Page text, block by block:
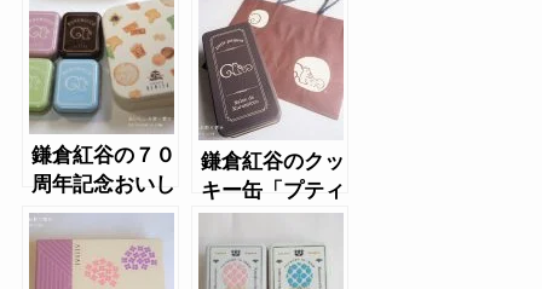
鎌倉紅谷の７０
周年記念おいし
さの詰め合わせ
（和・彩）
鎌倉紅谷のクッ
キー缶「プティ
パケ」